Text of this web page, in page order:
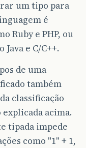
um tipo para
é
Ruby e PHP, ou
e C/C++.
de uma
também
classificação
acima.
tipada impede
como "1" + 1,